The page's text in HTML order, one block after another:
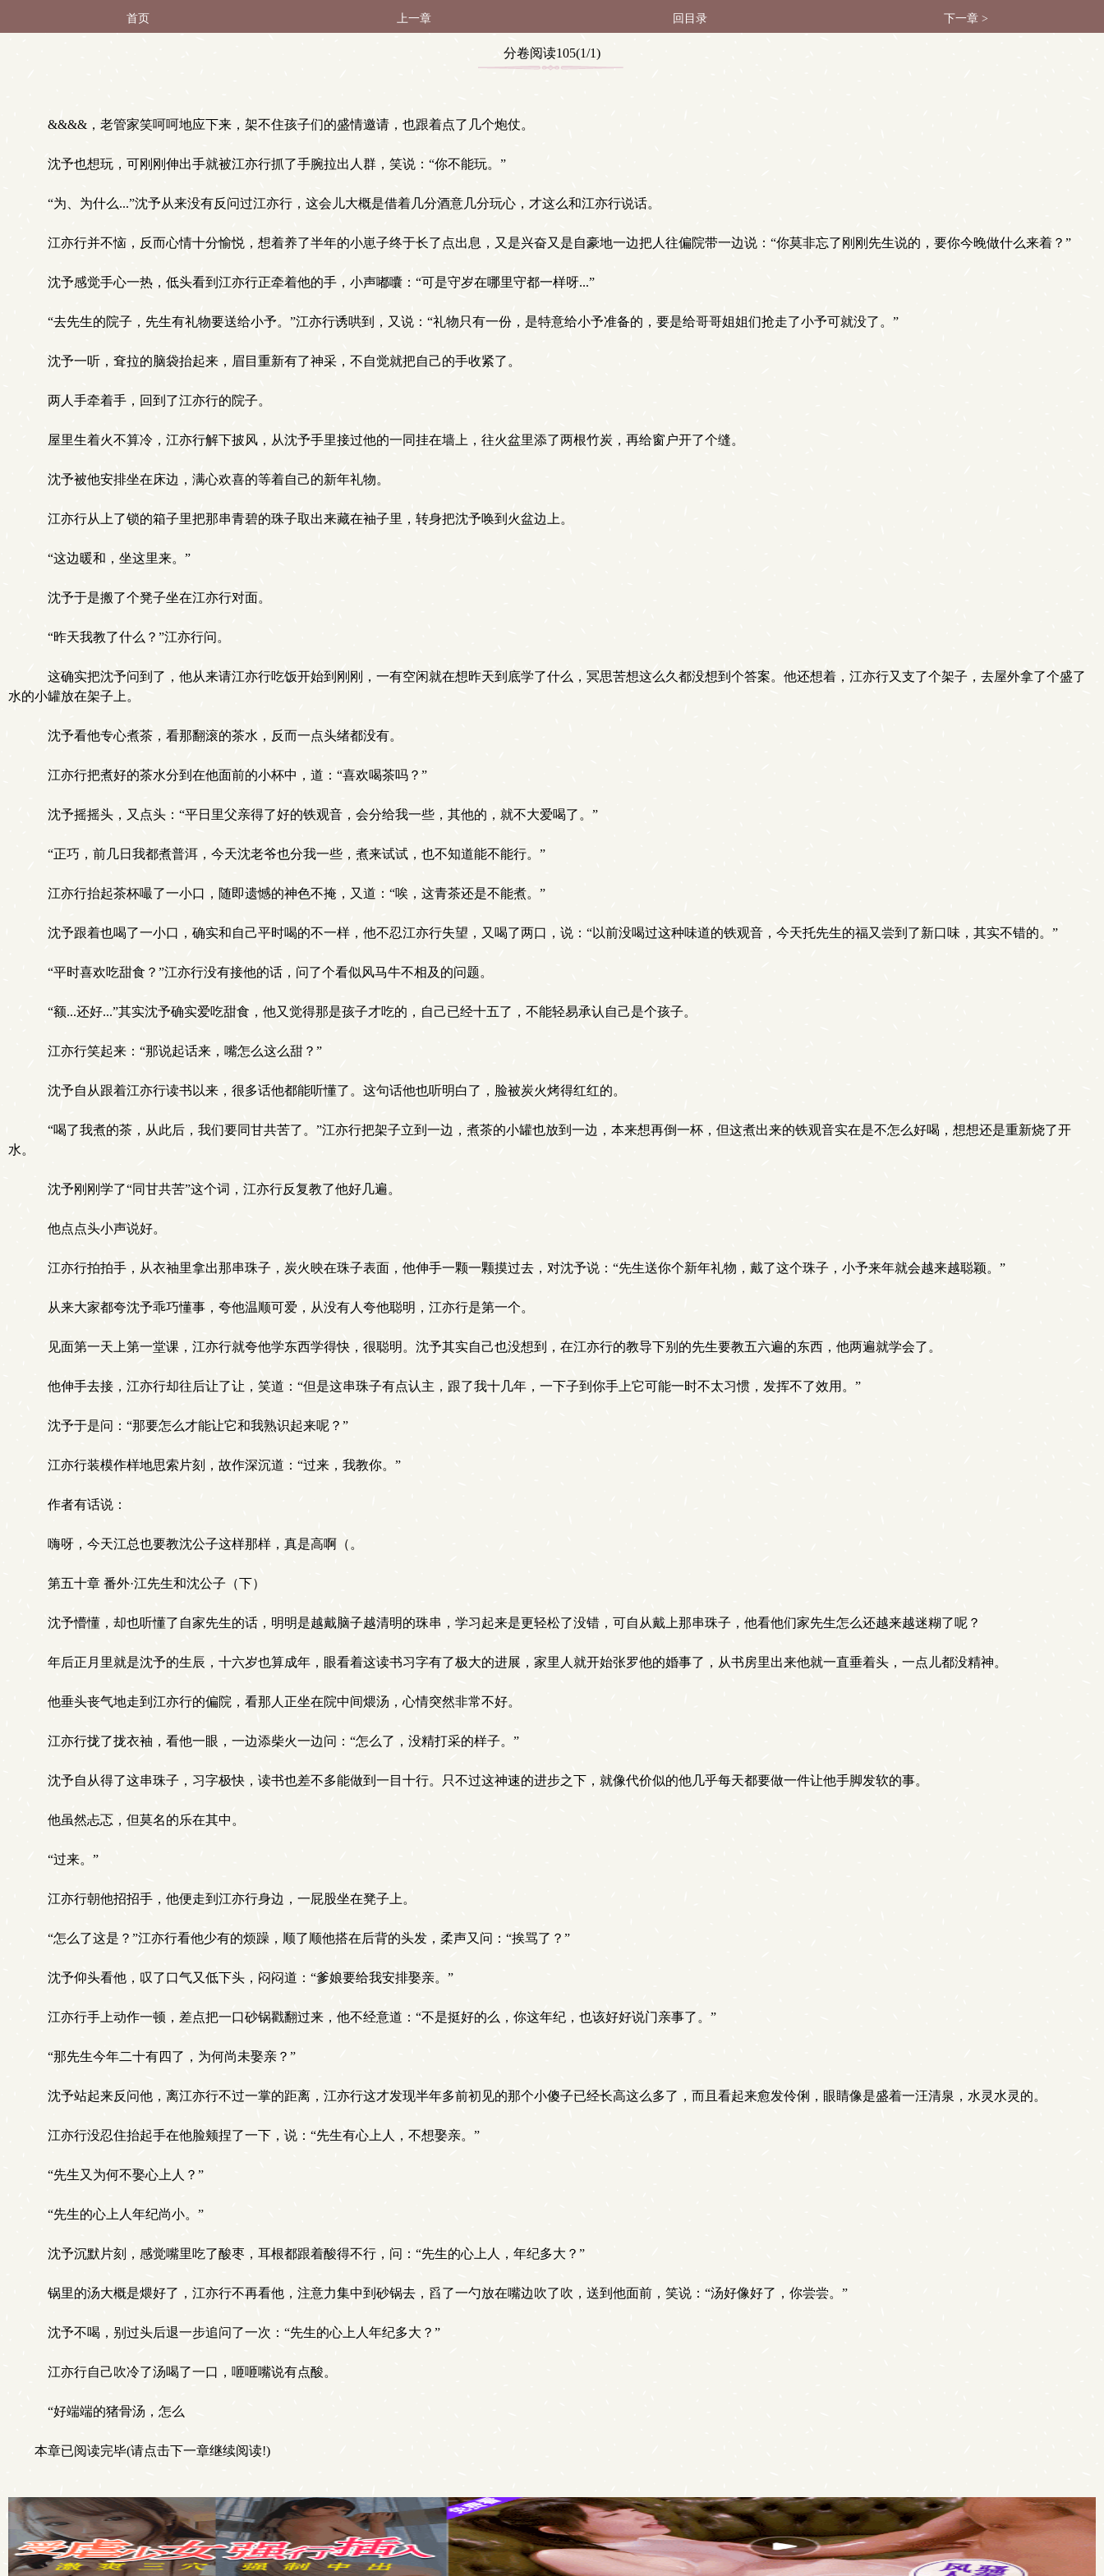
首页 上一章 回目录 下一章 >
分卷阅读105(1/1)
&&&&，老管家笑呵呵地应下来，架不住孩子们的盛情邀请，也跟着点了几个炮仗。
沈予也想玩，可刚刚伸出手就被江亦行抓了手腕拉出人群，笑说：“你不能玩。”
“为、为什么...”沈予从来没有反问过江亦行，这会儿大概是借着几分酒意几分玩心，才这么和江亦行说话。
江亦行并不恼，反而心情十分愉悦，想着养了半年的小崽子终于长了点出息，又是兴奋又是自豪地一边把人往偏院带一边说：“你莫非忘了刚刚先生说的，要你今晚做什么来着？”
沈予感觉手心一热，低头看到江亦行正牵着他的手，小声嘟囔：“可是守岁在哪里守都一样呀...”
“去先生的院子，先生有礼物要送给小予。”江亦行诱哄到，又说：“礼物只有一份，是特意给小予准备的，要是给哥哥姐姐们抢走了小予可就没了。”
沈予一听，耷拉的脑袋抬起来，眉目重新有了神采，不自觉就把自己的手收紧了。
两人手牵着手，回到了江亦行的院子。
屋里生着火不算冷，江亦行解下披风，从沈予手里接过他的一同挂在墙上，往火盆里添了两根竹炭，再给窗户开了个缝。
沈予被他安排坐在床边，满心欢喜的等着自己的新年礼物。
江亦行从上了锁的箱子里把那串青碧的珠子取出来藏在袖子里，转身把沈予唤到火盆边上。
“这边暖和，坐这里来。”
沈予于是搬了个凳子坐在江亦行对面。
“昨天我教了什么？”江亦行问。
这确实把沈予问到了，他从来请江亦行吃饭开始到刚刚，一有空闲就在想昨天到底学了什么，冥思苦想这么久都没想到个答案。他还想着，江亦行又支了个架子，去屋外拿了个盛了
水的小罐放在架子上。
沈予看他专心煮茶，看那翻滚的茶水，反而一点头绪都没有。
江亦行把煮好的茶水分到在他面前的小杯中，道：“喜欢喝茶吗？”
沈予摇摇头，又点头：“平日里父亲得了好的铁观音，会分给我一些，其他的，就不大爱喝了。”
“正巧，前几日我都煮普洱，今天沈老爷也分我一些，煮来试试，也不知道能不能行。”
江亦行抬起茶杯嘬了一小口，随即遗憾的神色不掩，又道：“唉，这青茶还是不能煮。”
沈予跟着也喝了一小口，确实和自己平时喝的不一样，他不忍江亦行失望，又喝了两口，说：“以前没喝过这种味道的铁观音，今天托先生的福又尝到了新口味，其实不错的。”
“平时喜欢吃甜食？”江亦行没有接他的话，问了个看似风马牛不相及的问题。
“额...还好...”其实沈予确实爱吃甜食，他又觉得那是孩子才吃的，自己已经十五了，不能轻易承认自己是个孩子。
江亦行笑起来：“那说起话来，嘴怎么这么甜？”
沈予自从跟着江亦行读书以来，很多话他都能听懂了。这句话他也听明白了，脸被炭火烤得红红的。
“喝了我煮的茶，从此后，我们要同甘共苦了。”江亦行把架子立到一边，煮茶的小罐也放到一边，本来想再倒一杯，但这煮出来的铁观音实在是不怎么好喝，想想还是重新烧了开
水。
沈予刚刚学了“同甘共苦”这个词，江亦行反复教了他好几遍。
他点点头小声说好。
江亦行拍拍手，从衣袖里拿出那串珠子，炭火映在珠子表面，他伸手一颗一颗摸过去，对沈予说：“先生送你个新年礼物，戴了这个珠子，小予来年就会越来越聪颖。”
从来大家都夸沈予乖巧懂事，夸他温顺可爱，从没有人夸他聪明，江亦行是第一个。
见面第一天上第一堂课，江亦行就夸他学东西学得快，很聪明。沈予其实自己也没想到，在江亦行的教导下别的先生要教五六遍的东西，他两遍就学会了。
他伸手去接，江亦行却往后让了让，笑道：“但是这串珠子有点认主，跟了我十几年，一下子到你手上它可能一时不太习惯，发挥不了效用。”
沈予于是问：“那要怎么才能让它和我熟识起来呢？”
江亦行装模作样地思索片刻，故作深沉道：“过来，我教你。”
作者有话说：
嗨呀，今天江总也要教沈公子这样那样，真是高啊（。
第五十章 番外·江先生和沈公子（下）
沈予懵懂，却也听懂了自家先生的话，明明是越戴脑子越清明的珠串，学习起来是更轻松了没错，可自从戴上那串珠子，他看他们家先生怎么还越来越迷糊了呢？
年后正月里就是沈予的生辰，十六岁也算成年，眼看着这读书习字有了极大的进展，家里人就开始张罗他的婚事了，从书房里出来他就一直垂着头，一点儿都没精神。
他垂头丧气地走到江亦行的偏院，看那人正坐在院中间煨汤，心情突然非常不好。
江亦行拢了拢衣袖，看他一眼，一边添柴火一边问：“怎么了，没精打采的样子。”
沈予自从得了这串珠子，习字极快，读书也差不多能做到一目十行。只不过这神速的进步之下，就像代价似的他几乎每天都要做一件让他手脚发软的事。
他虽然忐忑，但莫名的乐在其中。
“过来。”
江亦行朝他招招手，他便走到江亦行身边，一屁股坐在凳子上。
“怎么了这是？”江亦行看他少有的烦躁，顺了顺他搭在后背的头发，柔声又问：“挨骂了？”
沈予仰头看他，叹了口气又低下头，闷闷道：“爹娘要给我安排娶亲。”
江亦行手上动作一顿，差点把一口砂锅戳翻过来，他不经意道：“不是挺好的么，你这年纪，也该好好说门亲事了。”
“那先生今年二十有四了，为何尚未娶亲？”
沈予站起来反问他，离江亦行不过一掌的距离，江亦行这才发现半年多前初见的那个小傻子已经长高这么多了，而且看起来愈发伶俐，眼睛像是盛着一汪清泉，水灵水灵的。
江亦行没忍住抬起手在他脸颊捏了一下，说：“先生有心上人，不想娶亲。”
“先生又为何不娶心上人？”
“先生的心上人年纪尚小。”
沈予沉默片刻，感觉嘴里吃了酸枣，耳根都跟着酸得不行，问：“先生的心上人，年纪多大？”
锅里的汤大概是煨好了，江亦行不再看他，注意力集中到砂锅去，舀了一勺放在嘴边吹了吹，送到他面前，笑说：“汤好像好了，你尝尝。”
沈予不喝，别过头后退一步追问了一次：“先生的心上人年纪多大？”
江亦行自己吹冷了汤喝了一口，咂咂嘴说有点酸。
“好端端的猪骨汤，怎么
本章已阅读完毕(请点击下一章继续阅读!)